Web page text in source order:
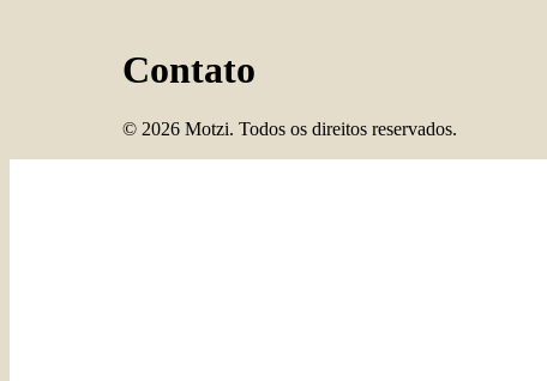
Contato
© 2026 Motzi. Todos os direitos reservados.